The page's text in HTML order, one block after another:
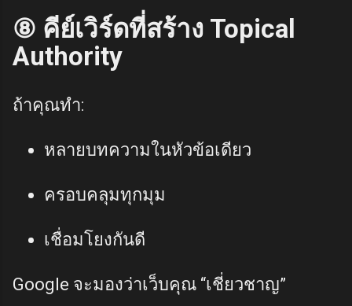
⑧ คีย์เวิร์ดที่สร้าง Topical
Authority
ถ้าคุณทำ:
หลายบทความในหัวข้อเดียว
ครอบคลุมทุกมุม
เชื่อมโยงกันดี
Google จะมองว่าเว็บคุณ “เชี่ยวชาญ”